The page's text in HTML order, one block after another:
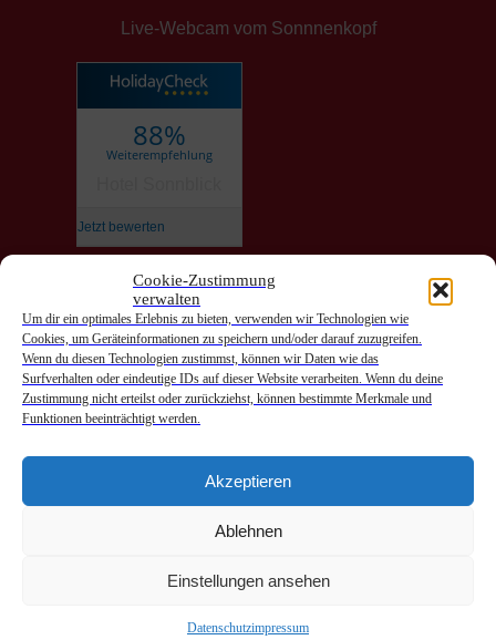
Cookie-Zustimmung
verwalten
Um dir ein optimales Erlebnis zu bieten, verwenden wir Technologien wie
Cookies, um Geräteinformationen zu speichern und/oder darauf zuzugreifen.
Wenn du diesen Technologien zustimmst, können wir Daten wie das
Surfverhalten oder eindeutige IDs auf dieser Website verarbeiten. Wenn du deine
Zustimmung nicht erteilst oder zurückziehst, können bestimmte Merkmale und
Funktionen beeinträchtigt werden.
Akzeptieren
Ablehnen
Einstellungen ansehen
Datenschutzimpressum
Live-Webcam vom Sonnnenkopf
88%
Weiterempfehlung
Jetzt bewerten
Abreise
Hotel Sonnblick | Fam. Bilgeri | A-6752 Wald am Arlberg |
Obere Gasse Hnr. 38 | Tel: +4355857367 |
Hotel Sonnblick Newsletterabonnieren